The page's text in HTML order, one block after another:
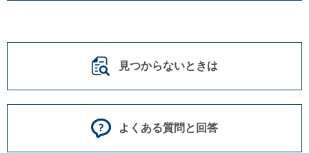
見つからないときは
よくある質問と回答